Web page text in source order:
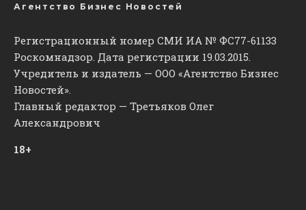
Агентство Бизнес Новостей
Регистрационный номер СМИ ИА № ФС77-61133
Роскомнадзор. Дата регистрации 19.03.2015.
Учредитель и издатель — ООО «Агентство Бизнес
Новостей».
Главный редактор — Третьяков Олег
Александрович
18+